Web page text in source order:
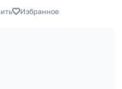
Избранное